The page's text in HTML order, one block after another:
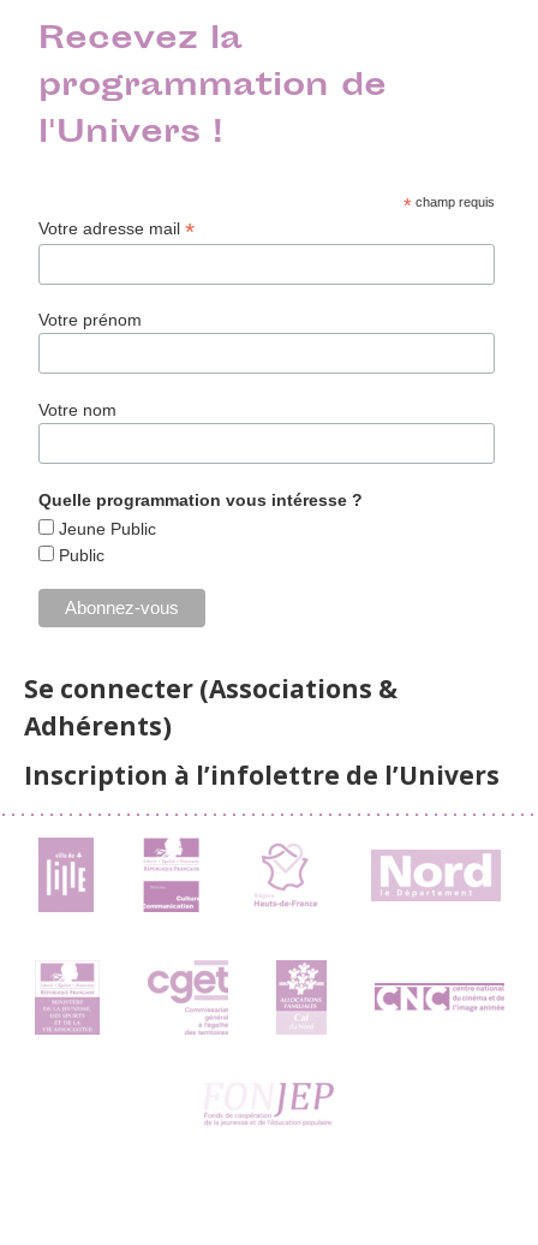
Recevez la
programmation de
l'Univers !
* champ requis
Votre adresse mail*
Votre prénom
Votre nom
Quelle programmation vous intéresse ?
Jeune Public
Public
Se connecter (Associations &
Adhérents)
Inscription à l’infolettre de l’Univers